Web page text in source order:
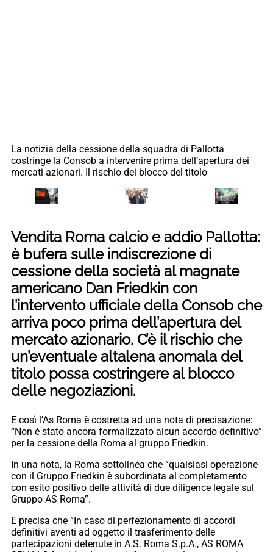
La notizia della cessione della squadra di Pallotta
costringe la Consob a intervenire prima dell’apertura dei
mercati azionari. Il rischio dei blocco del titolo
Vendita Roma calcio e addio Pallotta:
è bufera sulle indiscrezione di
cessione della società al magnate
americano Dan Friedkin con
l’intervento ufficiale della Consob che
arriva poco prima dell’apertura del
mercato azionario. C’è il rischio che
un’eventuale altalena anomala del
titolo possa costringere al blocco
delle negoziazioni.
E così l’As Roma è costretta ad una nota di precisazione:
“Non è stato ancora formalizzato alcun accordo definitivo”
per la cessione della Roma al gruppo Friedkin.
In una nota, la Roma sottolinea che “qualsiasi operazione
con il Gruppo Friedkin è subordinata al completamento
con esito positivo delle attività di due diligence legale sul
Gruppo AS Roma”.
E precisa che “In caso di perfezionamento di accordi
definitivi aventi ad oggetto il trasferimento delle
partecipazioni detenute in A.S. Roma S.p.A., AS ROMA